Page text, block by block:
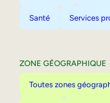
Santé Services
ZONE GÉOGRAPHIQUE
Toutes zones